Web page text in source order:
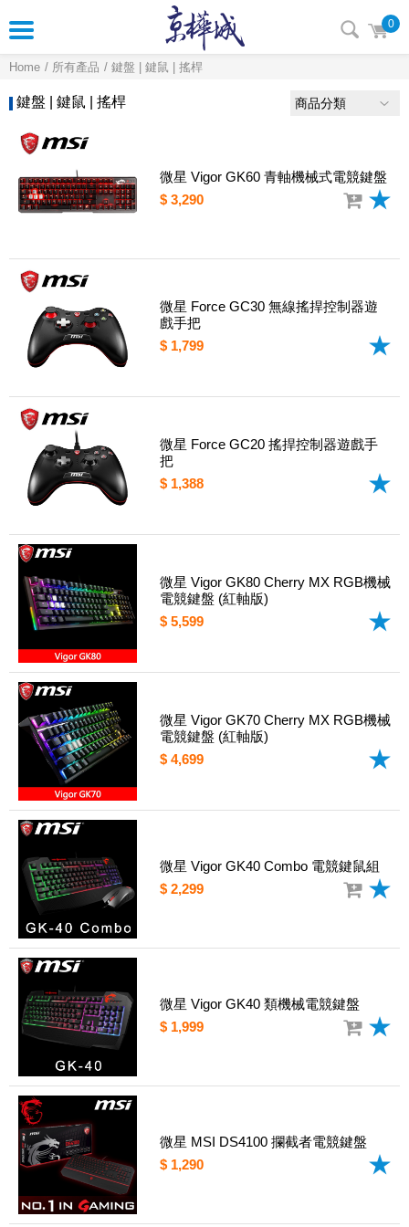
0
Home 所有產品 鍵盤 | 鍵鼠 | 搖桿
鍵盤 | 鍵鼠 | 搖桿 商品分類
微星 Vigor GK60 青軸機械式電競鍵盤
$ 3,290
微星 Force GC30 無線搖捍控制器遊
戲手把
$ 1,799
微星 Force GC20 搖捍控制器遊戲手
把
$ 1,388
微星 Vigor GK80 Cherry MX RGB機械
電競鍵盤 (紅軸版)
$ 5,599
微星 Vigor GK70 Cherry MX RGB機械
電競鍵盤 (紅軸版)
$ 4,699
微星 Vigor GK40 Combo 電競鍵鼠組
$ 2,299
微星 Vigor GK40 類機械電競鍵盤
$ 1,999
微星 MSI DS4100 攔截者電競鍵盤
$ 1,290